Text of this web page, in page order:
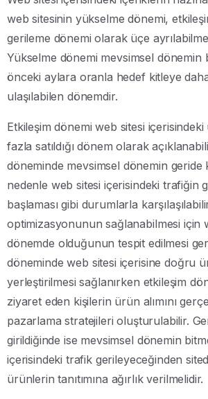
web sitesinin yükselme dönemi,
gerileme dönemi olarak üçe
Yükselme dönemi mevsimsel dönemin
önceki aylara oranla hedef kitleye
ulaşılabilen dönemdir.
Etkileşim dönemi web sitesi
fazla satıldığı dönem olarak
döneminde mevsimsel dönemin geride
nedenle web sitesi içerisindeki trafiğin
başlaması gibi durumlarla
optimizasyonunun sağlanabilmesi için
dönemde olduğunun tespit edilmesi
döneminde web sitesi içerisine doğru
yerleştirilmesi sağlanırken etkileşim
ziyaret eden kişilerin ürün alımını
pazarlama stratejileri oluşturulabilir.
girildiğinde ise mevsimsel dönemin
içerisindeki trafik gerileyeceğinden
ürünlerin tanıtımına ağırlık verilmelidir.